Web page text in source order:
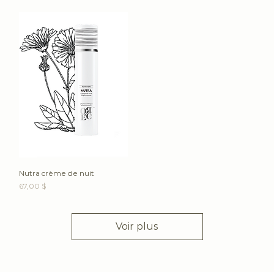
Nutra crème de nuit
Prix
67,00 $
Voir plus